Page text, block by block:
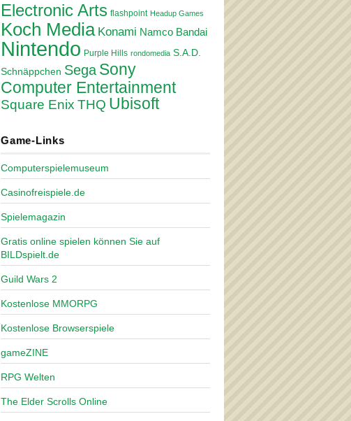
Electronic Arts flashpoint Headup Games
Koch Media Konami Namco Bandai
Nintendo Purple Hills rondomedia S.A.D.
Schnäppchen Sega Sony
Computer Entertainment
Square Enix THQ Ubisoft
Game-Links
Computerspielemuseum
Casinofreispiele.de
Spielemagazin
Gratis online spielen können Sie auf
BILDspielt.de
Guild Wars 2
Kostenlose MMORPG
Kostenlose Browserspiele
gameZINE
RPG Welten
The Elder Scrolls Online